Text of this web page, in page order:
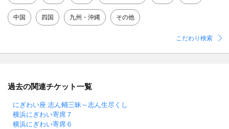
中国 四国 九州・沖縄 その他
こだわり検索
過去の関連チケット一覧
にぎわい座 志ん輔三昧～志ん生尽くし
横浜にぎわい寄席７
横浜にぎわい寄席６